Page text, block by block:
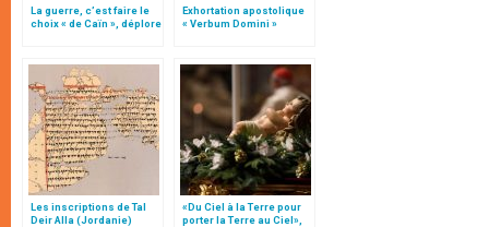
La guerre, c’est faire le
choix « de Caïn », déplore
Exhortation apostolique
« Verbum Domini »
Les inscriptions de Tal
Deir Alla (Jordanie)
«Du Ciel à la Terre pour
porter la Terre au Ciel»,